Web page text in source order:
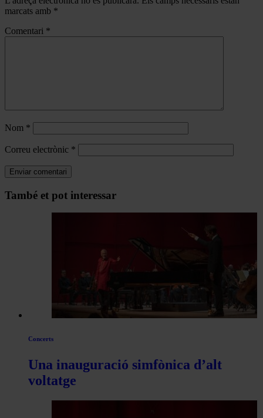
marcats amb *
Comentari *
Nom *
Correu electrònic *
Navegar
També et pot interessar
Concerts
Una inauguració simfònica d’alt
voltatge